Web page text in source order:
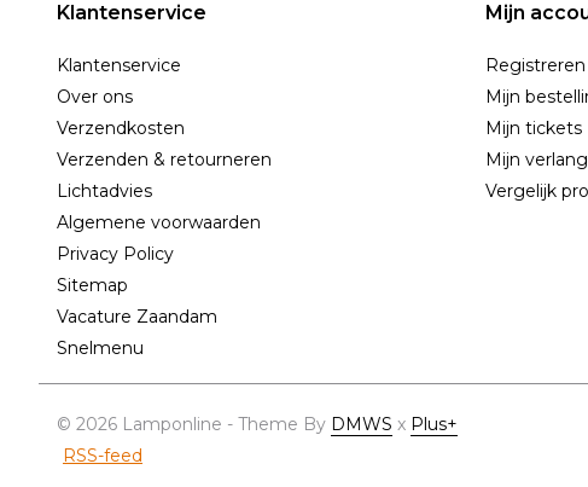
Klantenservice
Klantenservice
Over ons
Verzendkosten
Verzenden & retourneren
Lichtadvies
Algemene voorwaarden
Privacy Policy
Sitemap
Vacature Zaandam
Snelmenu
Mijn
Registreren
Mijn
Mijn tickets
Mijn
Vergelijk
© 2026 Lamponline - Theme By DMWS x Plus+
RSS-feed